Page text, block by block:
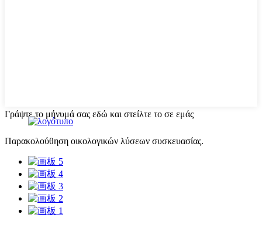
Γράψτε το μήνυμά σας εδώ και στείλτε το σε εμάς
Παρακολούθηση οικολογικών λύσεων συσκευασίας.